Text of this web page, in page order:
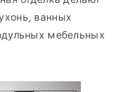
ванных
мебельных